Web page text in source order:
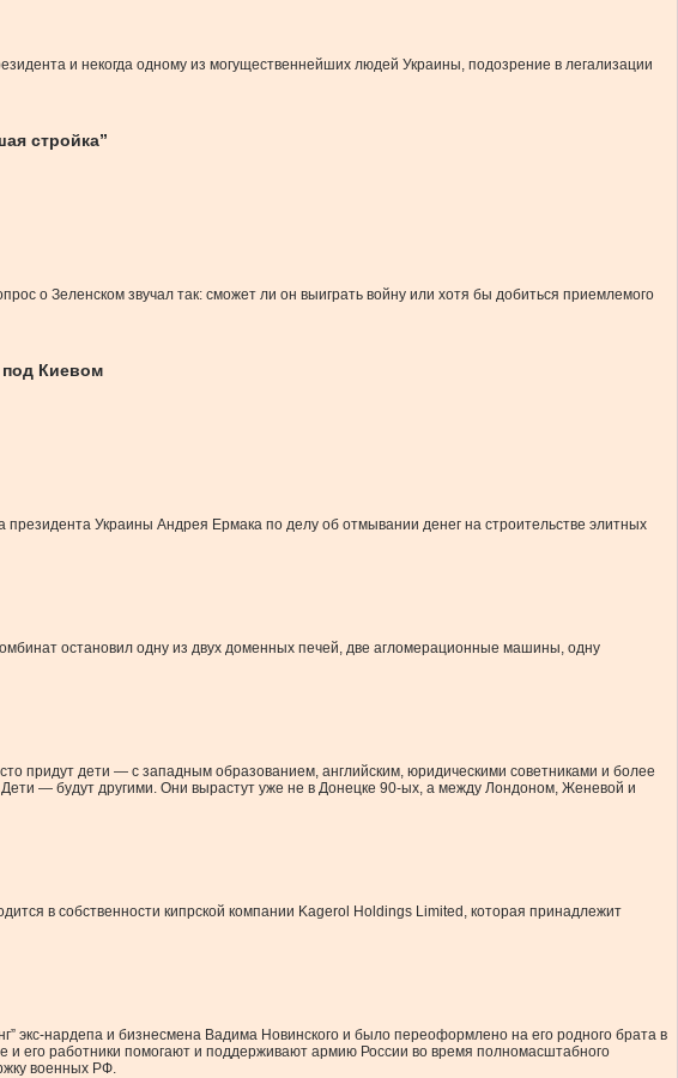
и некогда одному из могущественнейших людей Украины, подозрение в легализации
стройка”
о Зеленском звучал так: сможет ли он выиграть войну или хотя бы добиться приемлемого
под Киевом
Украины Андрея Ермака по делу об отмывании денег на строительстве элитных
остановил одну из двух доменных печей, две агломерационные машины, одну
придут дети — с западным образованием, английским, юридическими советниками и более
— будут другими. Они вырастут уже не в Донецке 90-ых, а между Лондоном, Женевой и
в собственности кипрской компании Kagerol Holdings Limited, которая принадлежит
экс-нардепа и бизнесмена Вадима Новинского и было переоформлено на его родного брата в
его работники помогают и поддерживают армию России во время полномасштабного
военных РФ.